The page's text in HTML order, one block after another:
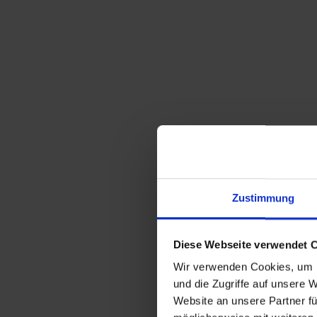
Zustimmung
Diese Webseite verwendet
Wir verwenden Cookies,
und die Zugriffe auf unsere
Website an unsere Partner